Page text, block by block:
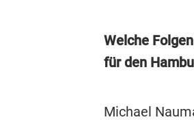
Welche
für den
Michael